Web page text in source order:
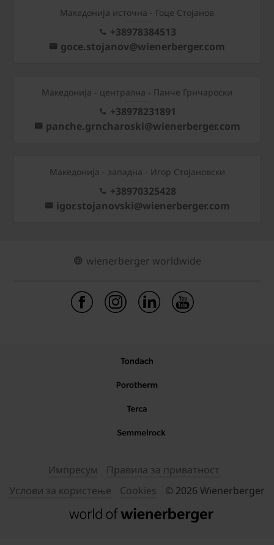
Македонија источна - Гоце Стојанов
+38978384513
goce.stojanov@wienerberger.com
Mакедонија - централна - Панче Грнчароски
+38978231891
panche.grncharoski@wienerberger.com
Mакедонија - западна - Игор Стојановски
+38970325428
igor.stojanovski@wienerberger.com
wienerberger worldwide
Импресум
Правила за приватност
Услови за користење
Cookies © 2026 Wienerberger